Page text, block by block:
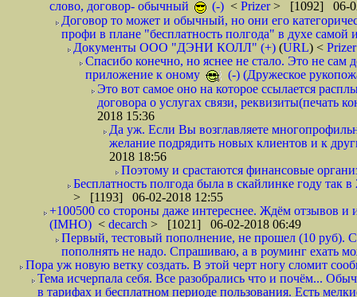
слово, договор- обычный
(-) < Prizer> [1092] 06-
Договор то может и обычный, но они его
профи в плане "бесплатность полгода" в духе
Документы ООО "ДЭНИ КОЛЛ" (+) (URL) <
Спасибо конечно, но яснее не стало. Это не сам
приложение к оному
(-) (Дружеское
Это вот самое оно на которое ссылается
договора о услугах связи, реквизиты(печать
2018 15:36
Да уж. Если Вы возглавляете
желание подрядить новых клиентов и к
2018 18:56
Поэтому и срастаются финансовые
Бесплатность полгода была в скайлинке году
> [1193] 06-02-2018 12:55
+100500 со стороны даже интереснее. Ждём отзывов и
(IMHO) < decarch > [1021] 06-02-2018 06:49
Первый, тестовый пополнение, не прошел (10 руб).
пополнять не надо. Спрашиваю, а в роуминг ехать
Пора уж новую ветку создать. В этой черт ногу сломит
Тема исчерпала себя. Все разобрались что и почём...
в тарифах и бесплатном периоде пользования. Есть